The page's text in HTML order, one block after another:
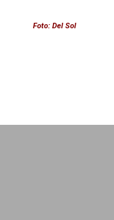
Foto: Del Sol